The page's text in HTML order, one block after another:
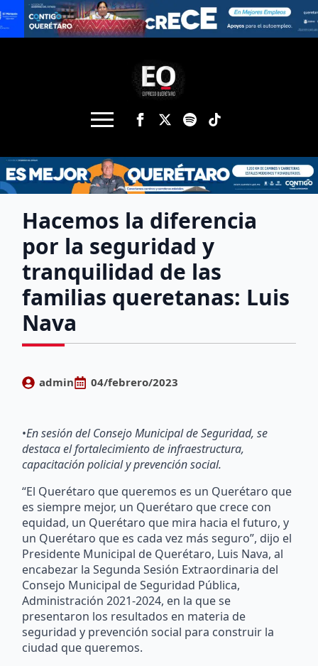
Hacemos la diferencia
por la seguridad y
tranquilidad de las
familias queretanas: Luis
Nava
admin 04/febrero/2023
•En sesión del Consejo Municipal de Seguridad, se
destaca el fortalecimiento de infraestructura,
capacitación policial y prevención social.
“El Querétaro que queremos es un Querétaro que
es siempre mejor, un Querétaro que crece con
equidad, un Querétaro que mira hacia el futuro, y
un Querétaro que es cada vez más seguro”, dijo el
Presidente Municipal de Querétaro, Luis Nava, al
encabezar la Segunda Sesión Extraordinaria del
Consejo Municipal de Seguridad Pública,
Administración 2021-2024, en la que se
presentaron los resultados en materia de
seguridad y prevención social para construir la
ciudad que queremos.